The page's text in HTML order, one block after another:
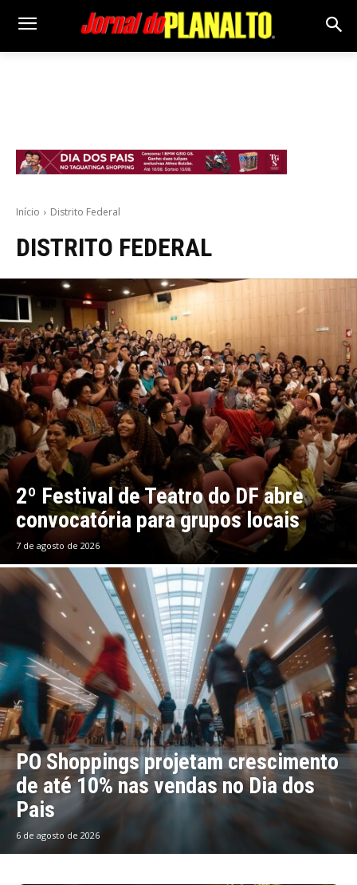
Início Distrito Federal
DISTRITO FEDERAL
2º Festival de Teatro do DF abre
convocatória para grupos locais
7 de agosto de 2026
PO Shoppings projetam crescimento
de até 10% nas vendas no Dia dos
Pais
6 de agosto de 2026